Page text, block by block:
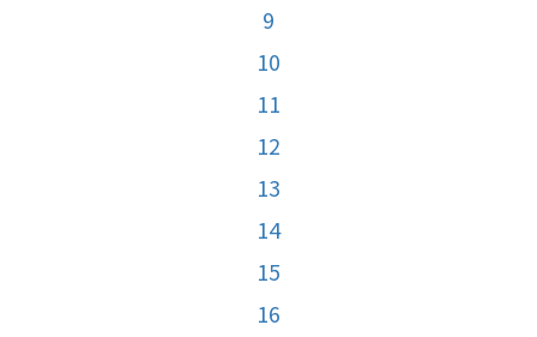
9
10
11
12
13
14
15
16